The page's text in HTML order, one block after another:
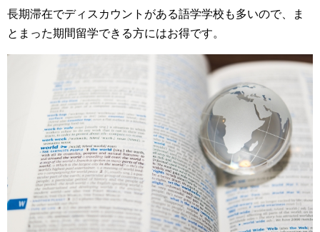
長期滞在でディスカウントがある語学学校も多いので、ま
とまった期間留学できる方にはお得です。